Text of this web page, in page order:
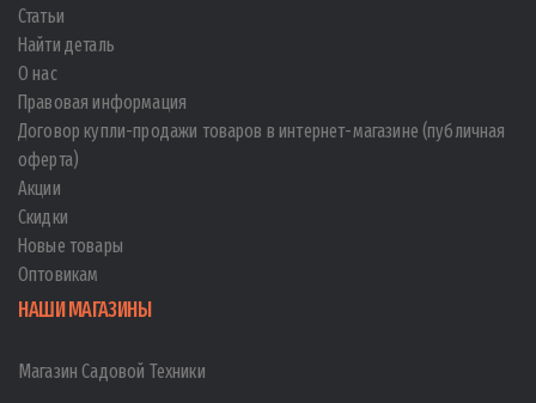
Статьи
Найти деталь
О нас
Правовая информация
Договор купли-продажи товаров в интернет-магазине (публичная
оферта)
Акции
Скидки
Новые товары
Оптовикам
НАШИ МАГАЗИНЫ
Магазин Садовой Техники